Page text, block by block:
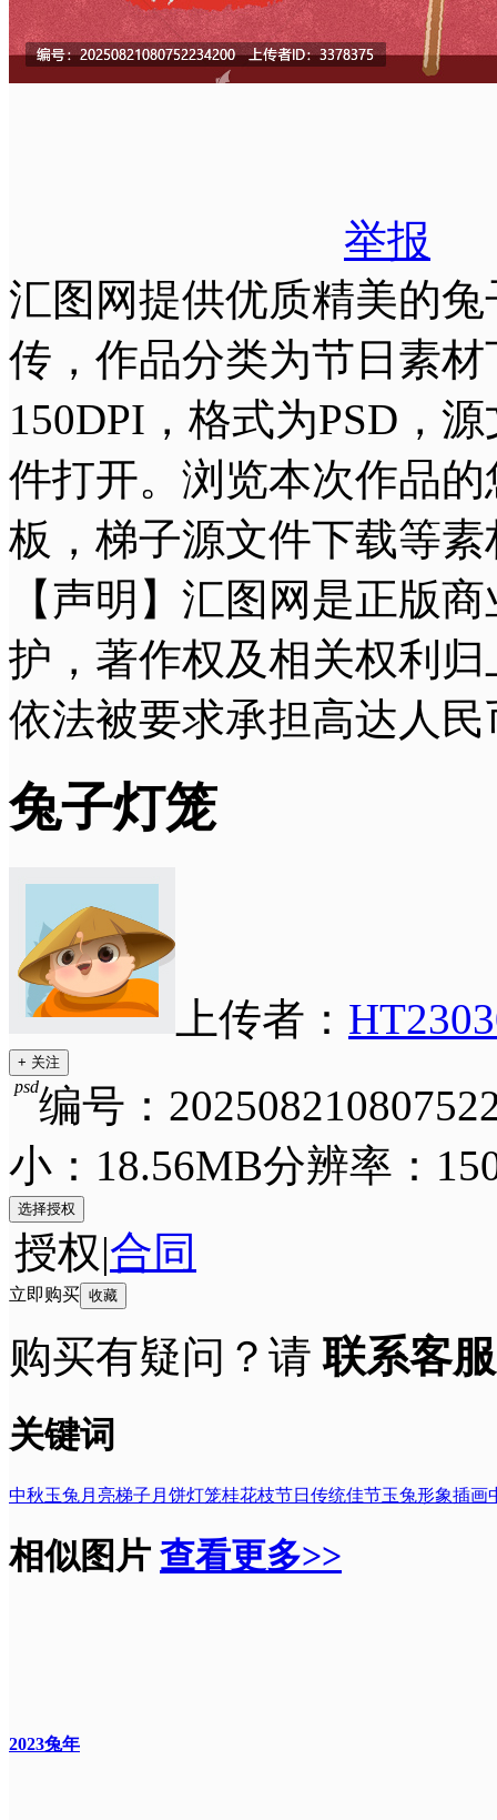
举报
汇图网提供优质精美的兔
传，作品分类为节日素
150DPI，格式为PSD，
件打开。浏览本次作品
板，梯子源文件下载等
【声明】汇图网是正版
护，著作权及相关权利
依法被要求承担高达人
兔子灯笼
上传者：
+ 关注
编号：
psd
小：18.56MB分辨率：
选择授权
授权|合同
立即购买 收藏
购买有疑问？请联系客服
关键词
中秋玉兔 月亮梯子 月饼灯笼桂花枝节日 传统佳节玉兔形象插画
相似图片 查看更多>>
2023兔年